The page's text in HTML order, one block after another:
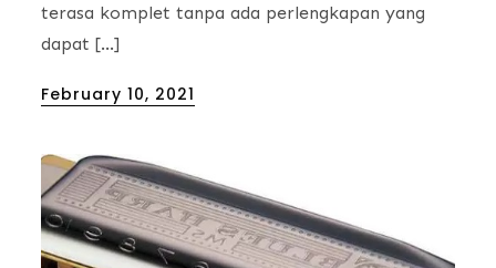
terasa komplet tanpa ada perlengkapan yang
dapat […]
Posted
February 10, 2021